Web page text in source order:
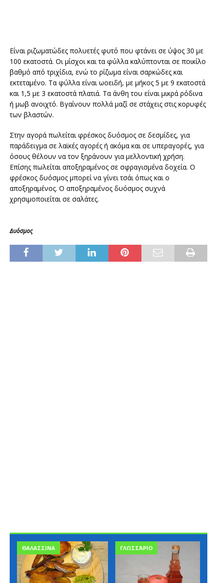
Είναι ριζωματώδες πολυετές φυτό που φτάνει σε ύψος 30 με
100 εκατοστά. Οι μίσχοι και τα φύλλα καλύπτονται σε ποικίλο
βαθμό από τριχίδια, ενώ το ρίζωμα είναι σαρκώδες και
εκτεταμένο. Τα φύλλα είναι ωοειδή, με μήκος 5 με 9 εκατοστά
και 1,5 με 3 εκατοστά πλατιά. Τα άνθη του είναι μικρά ρόδινα
ή μωβ ανοιχτό. Βγαίνουν πολλά μαζί σε στάχεις στις κορυφές
των βλαστών.
Στην αγορά πωλείται φρέσκος δυόσμος σε δεσμίδες, για
παράδειγμα σε λαϊκές αγορές ή ακόμα και σε υπεραγορές, για
όσους θέλουν να τον ξηράνουν για μελλοντική χρήση.
Επίσης πωλείται αποξηραμένος σε σφραγισμένα δοχεία. Ο
φρέσκος δυόσμος μπορεί να γίνει τσάι όπως και ο
αποξηραμένος. Ο αποξηραμένος δυόσμος συχνά
χρησιμοποιείται σε σαλάτες.
Δυόσμος
ΘΑΛΑΣΣΙΝΑ ΓΛΩΣΣΆΡΙΟ